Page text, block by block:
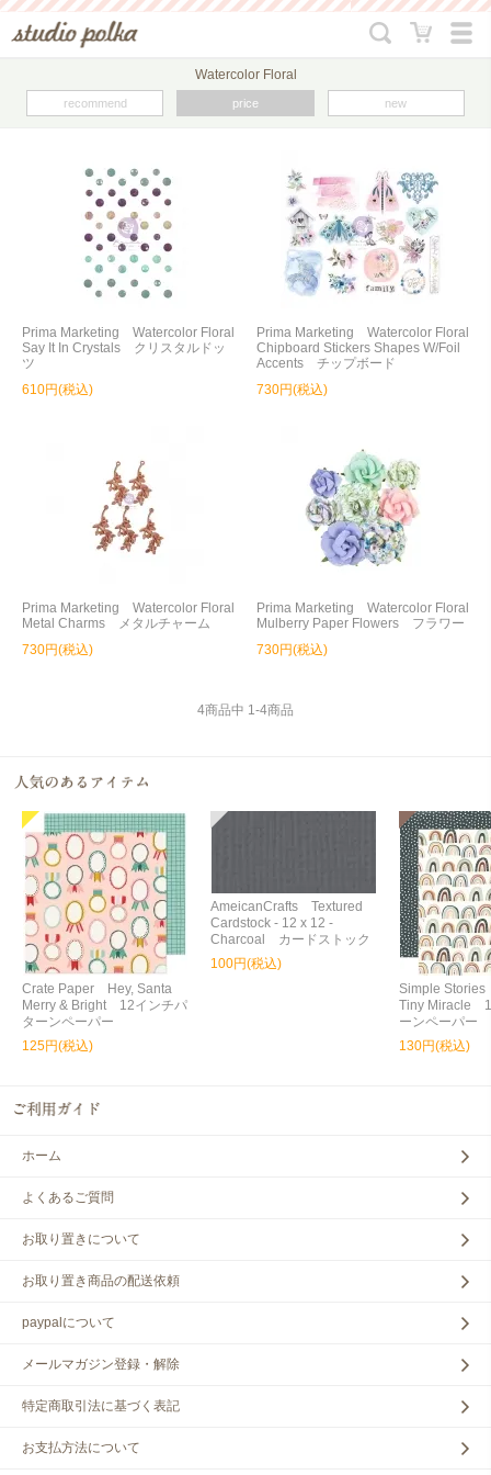
Watercolor Floral
recommend price new
Prima Marketing Watercolor Floral
Say It In Crystals クリスタルドッ
ツ
610円(税込)
Prima Marketing Watercolor Floral
Chipboard Stickers Shapes W/Foil
Accents チップボード
730円(税込)
Prima Marketing Watercolor Floral
Metal Charms メタルチャーム
730円(税込)
Prima Marketing Watercolor Floral
Mulberry Paper Flowers フラワー
730円(税込)
4商品中 1-4商品
Crate Paper Hey, Santa
Merry & Bright 12インチパ
ターンペーパー
125円(税込)
AmeicanCrafts Textured
Cardstock - 12 x 12 -
Charcoal カードストック
100円(税込)
Simple
Tiny Miracle
ーンペーパー
130円(税込)
ホーム
よくあるご質問
お取り置きについて
お取り置き商品の配送依頼
paypalについて
メールマガジン登録・解除
特定商取引法に基づく表記
お支払方法について